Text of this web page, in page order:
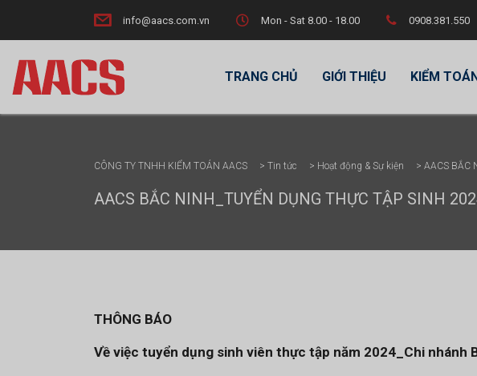
info@aacs.com.vn Mon - Sat 8.00 - 18.00 0908.381.550
TRANG CHỦ GIỚI THIỆU KIỂM
CÔNG TY TNHH KIỂM TOÁN AACS > Tin tức > Hoạt động & Sự kiện > AACS BẮC
AACS BẮC NINH_TUYỂN DỤNG THỰC TẬP SINH
THÔNG BÁO
Về việc tuyển dụng sinh viên thực tập năm 2024_Chi nhánh